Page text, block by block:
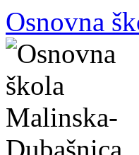
Skoči
do
sadržaja
Osnovna